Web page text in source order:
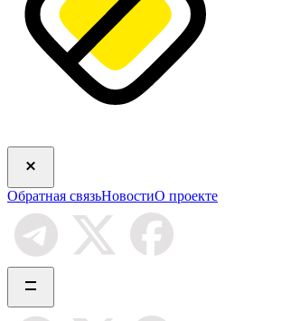
Обратная связьНовостиО проекте